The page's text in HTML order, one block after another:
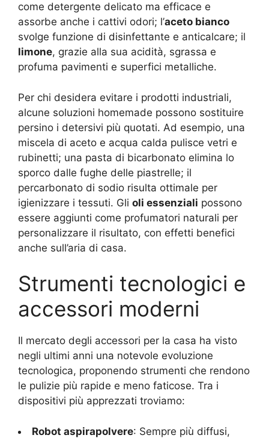
come detergente delicato ma efficace e
assorbe anche i cattivi odori; l’aceto bianco
svolge funzione di disinfettante e anticalcare; il
limone, grazie alla sua acidità, sgrassa e
profuma pavimenti e superfici metalliche.
Per chi desidera evitare i prodotti industriali,
alcune soluzioni homemade possono sostituire
persino i detersivi più quotati. Ad esempio, una
miscela di aceto e acqua calda pulisce vetri e
rubinetti; una pasta di bicarbonato elimina lo
sporco dalle fughe delle piastrelle; il
percarbonato di sodio risulta ottimale per
igienizzare i tessuti. Gli oli essenziali possono
essere aggiunti come profumatori naturali per
personalizzare il risultato, con effetti benefici
anche sull’aria di casa.
Strumenti tecnologici e
accessori moderni
Il mercato degli accessori per la casa ha visto
negli ultimi anni una notevole evoluzione
tecnologica, proponendo strumenti che rendono
le pulizie più rapide e meno faticose. Tra i
dispositivi più apprezzati troviamo:
Robot aspirapolvere: Sempre più diffusi,